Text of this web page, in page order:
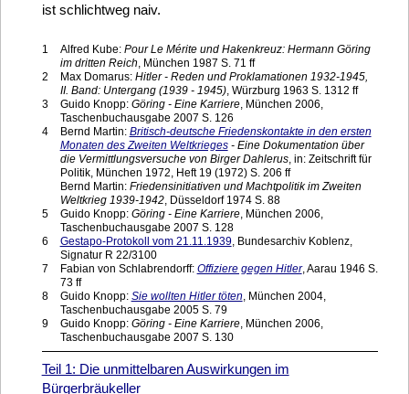
ist schlichtweg naiv.
1 Alfred Kube: Pour Le Mérite und Hakenkreuz: Hermann Göring
im dritten Reich , München 1987 S. 71 ff
2
Max Domarus: Hitler - Reden und Proklamationen 1932-1945,
II. Band: Untergang (1939 - 1945), Würzburg 1963 S. 1312 ff
3
Guido Knopp: Göring - Eine Karriere, München 2006,
Taschenbuchausgabe 2007 S. 126
4
Bernd Martin: Britisch-deutsche Friedenskontakte in den ersten
Monaten des Zweiten Weltkrieges- Eine Dokumentation über
die Vermittlungsversuche von Birger Dahlerus, in: Zeitschrift für
Politik, München 1972, Heft 19 (1972) S. 206 ff
Bernd Martin: Friedensinitiativen und Machtpolitik im Zweiten
Weltkrieg 1939-1942, Düsseldorf 1974 S. 88
5
Guido Knopp: Göring - Eine Karriere, München 2006,
Taschenbuchausgabe 2007 S. 128
6
Gestapo-Protokoll vom 21.11.1939, Bundesarchiv Koblenz,
Signatur R 22/3100
7
Fabian von Schlabrendorff: Offiziere gegen Hitler, Aarau 1946 S.
73 ff
8
Guido Knopp: Sie wollten Hitler töten , München 2004,
Taschenbuchausgabe 2005 S. 79
9
Guido Knopp: Göring - Eine Karriere, München 2006,
Taschenbuchausgabe 2007 S. 130
Teil 1: Die unmittelbaren Auswirkungen im
Bürgerbräukeller